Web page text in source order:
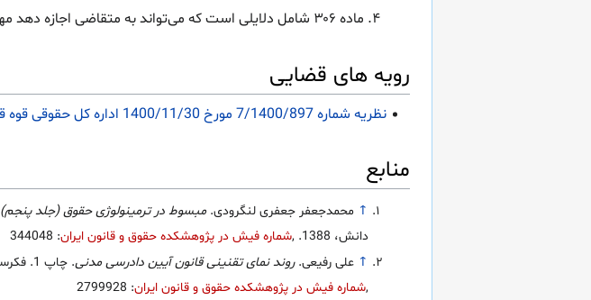
ماده ۳۰۶ شامل دلایلی است که می‌تواند به متقاضی اجازه دهد مهلت بیشتری دریافت کند.
رویه های قضایی
نظریه شماره 7/1400/897 مورخ 1400/11/30 اداره کل حقوقی قوه قضاییه درباره تجدید جلسه به علت بیماری اصحاب دعوا
منابع
↑ محمدجعفر جعفری لنگرودی.مبسوط در ترمینولوژی حقوق (جلد پنجم)
دانش، 1388.
شماره فیش در پژوهشکده حقوق و قانون ایران: 344048
↑ علی رفیعی.روند نمای تقنینی قانون آیین دادرسی مدنی. چاپ 1. فکرسازان، 1389.
,شماره فیش در پژوهشکده حقوق و قانون ایران: 2799928